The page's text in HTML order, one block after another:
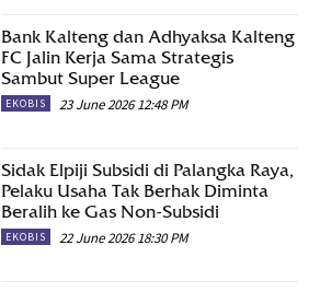
Bank Kalteng dan Adhyaksa Kalteng
FC Jalin Kerja Sama Strategis
Sambut Super League
EKOBIS 23 June 2026 12:48 PM
Sidak Elpiji Subsidi di Palangka Raya,
Pelaku Usaha Tak Berhak Diminta
Beralih ke Gas Non-Subsidi
EKOBIS 22 June 2026 18:30 PM